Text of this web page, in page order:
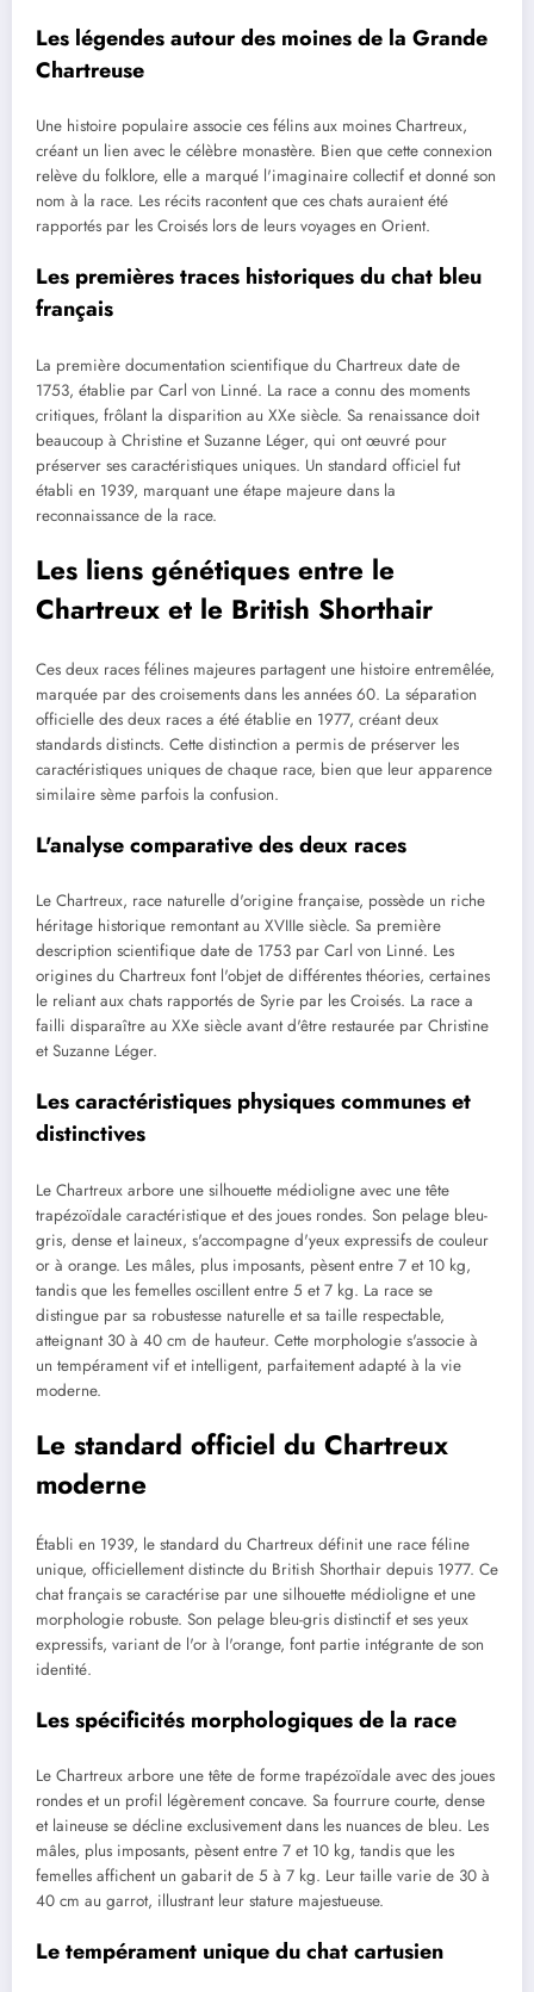
Les légendes autour des moines de la Grande
Chartreuse
Une histoire populaire associe ces félins aux moines Chartreux,
créant un lien avec le célèbre monastère. Bien que cette connexion
relève du folklore, elle a marqué l'imaginaire collectif et donné son
nom à la race. Les récits racontent que ces chats auraient été
rapportés par les Croisés lors de leurs voyages en Orient.
Les premières traces historiques du chat bleu
français
La première documentation scientifique du Chartreux date de
1753, établie par Carl von Linné. La race a connu des moments
critiques, frôlant la disparition au XXe siècle. Sa renaissance doit
beaucoup à Christine et Suzanne Léger, qui ont œuvré pour
préserver ses caractéristiques uniques. Un standard officiel fut
établi en 1939, marquant une étape majeure dans la
reconnaissance de la race.
Les liens génétiques entre le
Chartreux et le British Shorthair
Ces deux races félines majeures partagent une histoire entremêlée,
marquée par des croisements dans les années 60. La séparation
officielle des deux races a été établie en 1977, créant deux
standards distincts. Cette distinction a permis de préserver les
caractéristiques uniques de chaque race, bien que leur apparence
similaire sème parfois la confusion.
L'analyse comparative des deux races
Le Chartreux, race naturelle d'origine française, possède un riche
héritage historique remontant au XVIIIe siècle. Sa première
description scientifique date de 1753 par Carl von Linné. Les
origines du Chartreux font l'objet de différentes théories, certaines
le reliant aux chats rapportés de Syrie par les Croisés. La race a
failli disparaître au XXe siècle avant d'être restaurée par Christine
et Suzanne Léger.
Les caractéristiques physiques communes et
distinctives
Le Chartreux arbore une silhouette médioligne avec une tête
trapézoïdale caractéristique et des joues rondes. Son pelage bleu-
gris, dense et laineux, s'accompagne d'yeux expressifs de couleur
or à orange. Les mâles, plus imposants, pèsent entre 7 et 10 kg,
tandis que les femelles oscillent entre 5 et 7 kg. La race se
distingue par sa robustesse naturelle et sa taille respectable,
atteignant 30 à 40 cm de hauteur. Cette morphologie s'associe à
un tempérament vif et intelligent, parfaitement adapté à la vie
moderne.
Le standard officiel du Chartreux
moderne
Établi en 1939, le standard du Chartreux définit une race féline
unique, officiellement distincte du British Shorthair depuis 1977. Ce
chat français se caractérise par une silhouette médioligne et une
morphologie robuste. Son pelage bleu-gris distinctif et ses yeux
expressifs, variant de l'or à l'orange, font partie intégrante de son
identité.
Les spécificités morphologiques de la race
Le Chartreux arbore une tête de forme trapézoïdale avec des joues
rondes et un profil légèrement concave. Sa fourrure courte, dense
et laineuse se décline exclusivement dans les nuances de bleu. Les
mâles, plus imposants, pèsent entre 7 et 10 kg, tandis que les
femelles affichent un gabarit de 5 à 7 kg. Leur taille varie de 30 à
40 cm au garrot, illustrant leur stature majestueuse.
Le tempérament unique du chat cartusien